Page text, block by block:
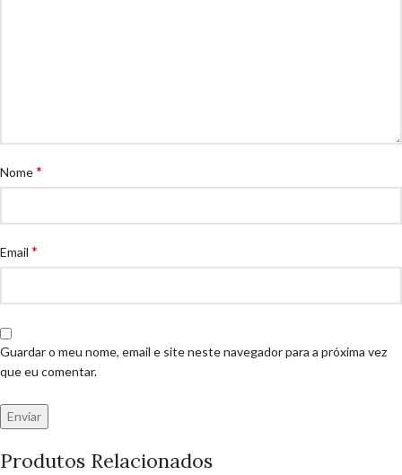
Nome*
Email *
Guardar o meu nome, email e site neste navegador para a próxima vez
que eu comentar.
Produtos Relacionados